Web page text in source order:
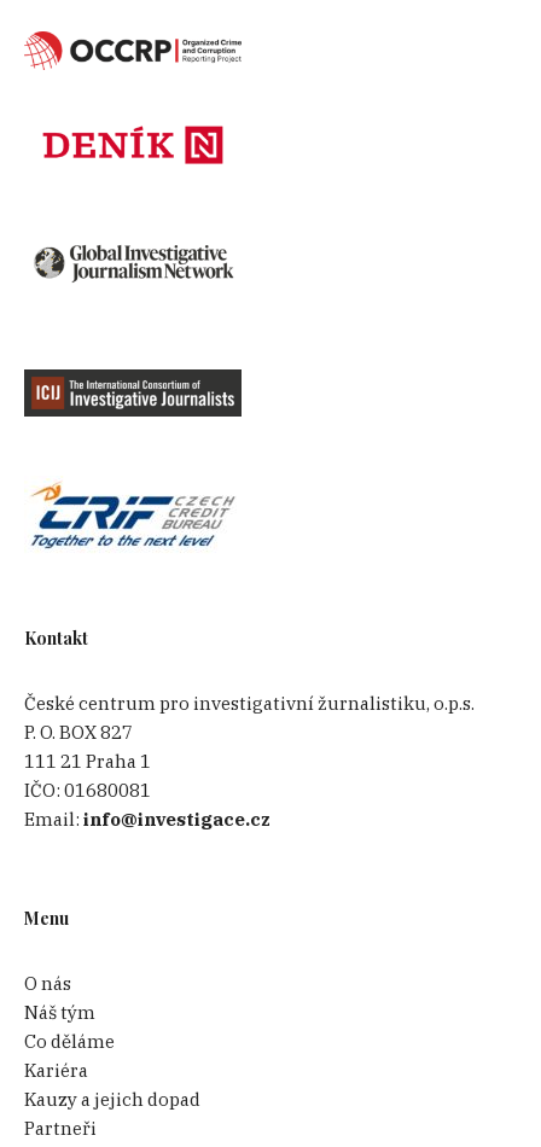
Kontakt
České centrum pro investigativní žurnalistiku, o.p.s.
P. O. BOX 827
111 21 Praha 1
IČO:01680081
Email:info@investigace.cz
Menu
O nás
Náš tým
Co děláme
Kariéra
Kauzy a jejich dopad
Partneři